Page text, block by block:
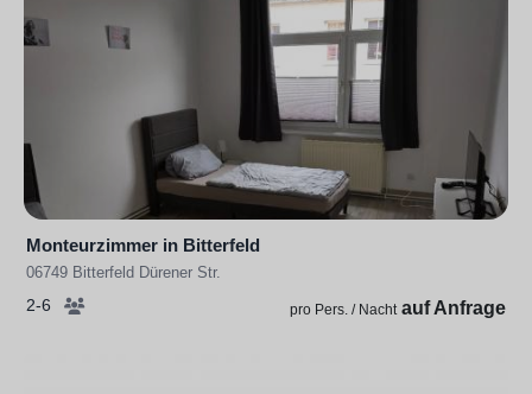
Monteurzimmer in Bitterfeld
06749 Bitterfeld Dürener Str.
2-6 pro Pers. / Nacht auf Anfrage